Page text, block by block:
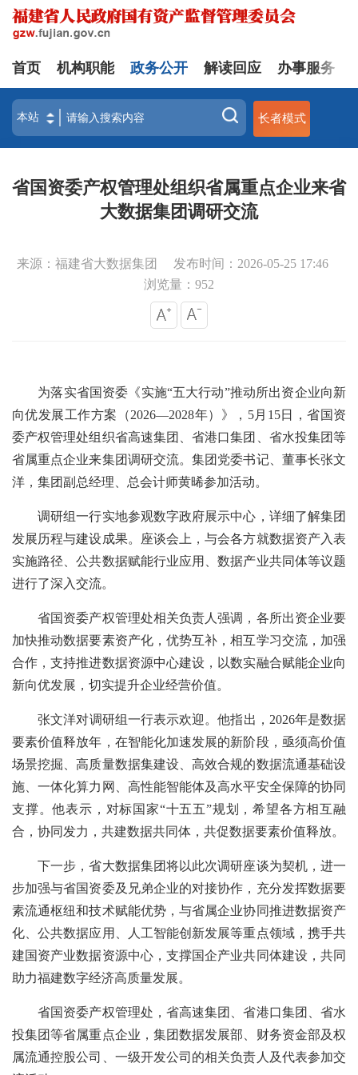
首页 机构职能 政务公开 解读回应 办事服务
长者模式
省国资委产权管理处组织省属重点企业来省
大数据集团调研交流
来源：福建省大数据集团
发布时间：2026-05-25 17:46
浏览量： 952
为落实省国资委《实施“五大行动”推动所出资企业向新
向优发展工作方案（2026—2028年）》，5月15日，省国资
委产权管理处组织省高速集团、省港口集团、省水投集团等
省属重点企业来集团调研交流。集团党委书记、董事长张文
洋，集团副总经理、总会计师黄晞参加活动。
调研组一行实地参观数字政府展示中心，详细了解集团
发展历程与建设成果。座谈会上，与会各方就数据资产入表
实施路径、公共数据赋能行业应用、数据产业共同体等议题
进行了深入交流。
省国资委产权管理处相关负责人强调，各所出资企业要
加快推动数据要素资产化，优势互补，相互学习交流，加强
合作，支持推进数据资源中心建设，以数实融合赋能企业向
新向优发展，切实提升企业经营价值。
张文洋对调研组一行表示欢迎。他指出， 2026年是数据
要素价值释放年，在智能化加速发展的新阶段，亟须高价值
场景挖掘、高质量数据集建设、高效合规的数据流通基础设
施、一体化算力网、高性能智能体及高水平安全保障的协同
支撑。他表示，对标国家“十五五”规划，希望各方相互融
合，协同发力，共建数据共同体，共促数据要素价值释放。
下一步，省大数据集团将以此次调研座谈为契机，进一
步加强与省国资委及兄弟企业的对接协作，充分发挥数据要
素流通枢纽和技术赋能优势，与省属企业协同推进数据资产
化、公共数据应用、人工智能创新发展等重点领域，携手共
建国资产业数据资源中心，支撑国企产业共同体建设，共同
助力福建数字经济高质量发展。
省国资委产权管理处，省高速集团、省港口集团、省水
投集团等省属重点企业，集团数据发展部、财务资金部及权
属流通控股公司、一级开发公司的相关负责人及代表参加交